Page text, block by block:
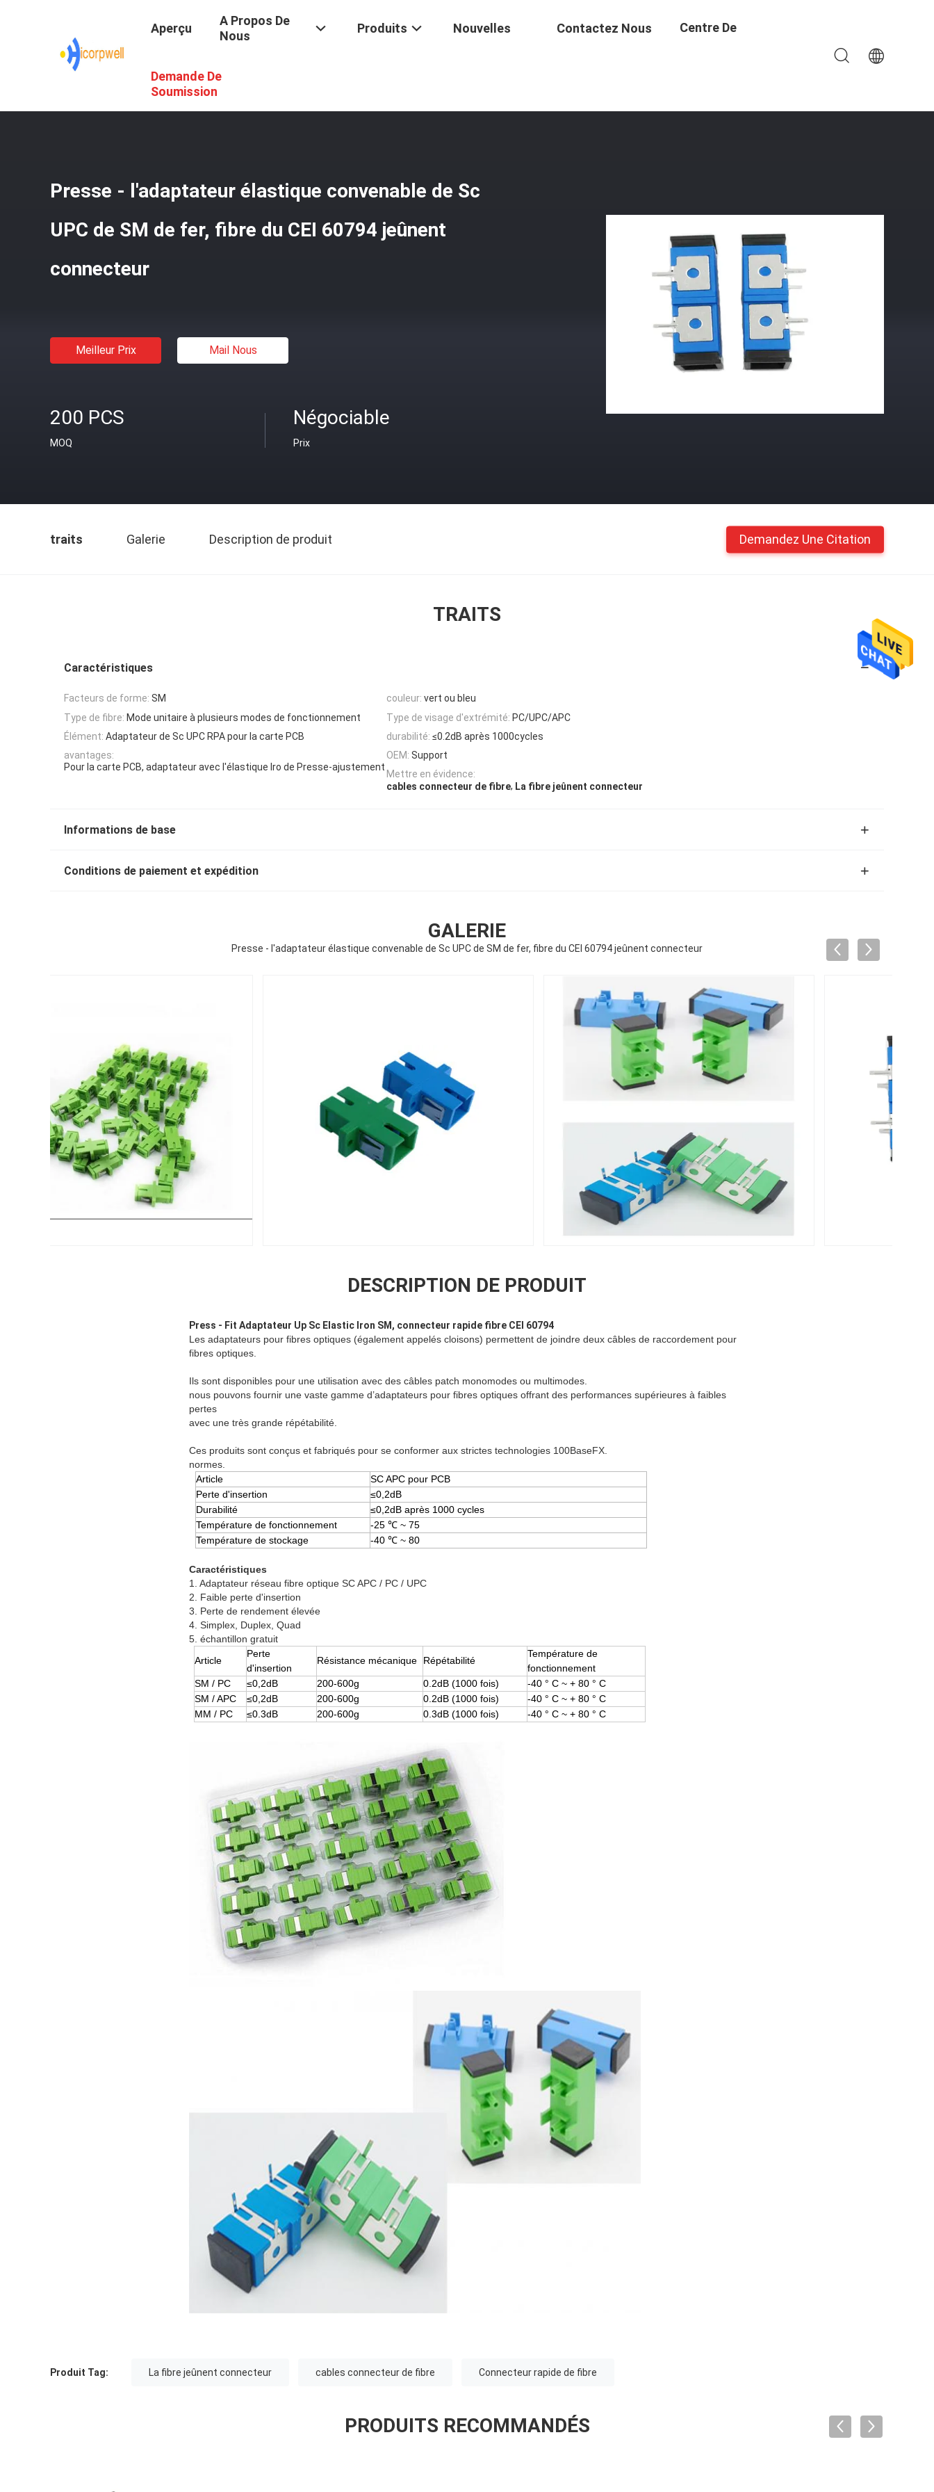
Aperçu
A Propos De
Nous
Produits Nouvelles Contactez Nous Centre De
Demande De
Soumission
Composants Optiques De Fibre
Presse - l'adaptateur élastique convenable de Sc
UPC de SM de fer, fibre du CEI 60794 jeûnent
connecteur
Meilleur Prix Mail Nous
200 PCS
MOQ
Négociable
Prix
traits Galerie Description de produit Demandez Une Citation
TRAITS
Caractéristiques
Facteurs de forme: SM couleur: vert ou bleu
Type de fibre: Mode unitaire à plusieurs modes de fonctionnement Type de visage d'extrémité: PC/UPC/APC
Élément: Adaptateur de Sc UPC RPA pour la carte PCB durabilité: ≤0.2dB après 1000cycles
avantages:
Pour la carte PCB, adaptateur avec l'élastique Iro de Presse-ajustement
OEM: Support
Mettre en évidence:
cables connecteur de fibre, La fibre jeûnent connecteur
Informations de base
Conditions de paiement et expédition
GALERIE
Presse - l'adaptateur élastique convenable de Sc UPC de SM de fer, fibre du CEI 60794 jeûnent connecteur
DESCRIPTION DE PRODUIT
Press - Fit Adaptateur Up Sc Elastic Iron SM, connecteur rapide fibre CEI 60794
Les adaptateurs pour fibres optiques (également appelés cloisons) permettent de joindre deux câbles de raccordement pour
fibres optiques.
Ils sont disponibles pour une utilisation avec des câbles patch monomodes ou multimodes.
nous pouvons fournir une vaste gamme d’adaptateurs pour fibres optiques offrant des performances supérieures à faibles
pertes
avec une très grande répétabilité.
Ces produits sont conçus et fabriqués pour se conformer aux strictes technologies 100BaseFX.
normes.
Article
SC APC pour PCB
Perte d'insertion
≤0,2dB
Durabilité
≤0,2dB après 1000 cycles
Température de fonctionnement
-25 ℃ ~ 75
Température de stockage
-40 ℃ ~ 80
Caractéristiques
1. Adaptateur réseau fibre optique SC APC / PC / UPC
2. Faible perte d'insertion
3. Perte de rendement élevée
4. Simplex, Duplex, Quad
5. échantillon gratuit
Article
Perte
d'insertion
Résistance mécanique Répétabilité
Température de
fonctionnement
SM / PC
≤0,2dB 200-600g 0.2dB (1000 fois)
-40 ° C ~ + 80 ° C
SM / APC
≤0,2dB 200-600g 0.2dB (1000 fois)
-40 ° C ~ + 80 ° C
MM / PC
≤0.3dB 200-600g 0.3dB (1000 fois) -40 ° C ~ + 80 ° C
Produit Tag: La fibre jeûnent connecteur cables connecteur de fibre Connecteur rapide de fibre
PRODUITS RECOMMANDÉS